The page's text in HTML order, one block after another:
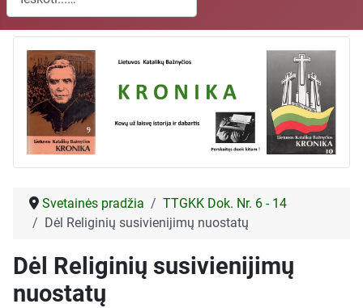
Svetainės pradžia
TTGKK Dok. Nr. 6 - 14
Dėl Religinių susivienijimų nuostatų
Dėl Religinių susivienijimų
nuostatų